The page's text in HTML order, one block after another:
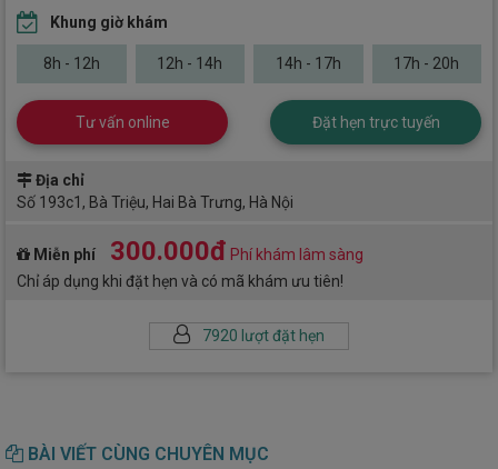
7920 lượt đặt hẹn
Khung giờ khám
8h - 12h 12h - 14h 14h - 17h 17h - 20h
Tư vấn online Đặt hẹn trực tuyến
Địa chỉ
Số 193c1, Bà Triệu, Hai Bà Trưng, Hà Nội
Miễn phí 300.000đ Phí khám lâm sàng
Chỉ áp dụng khi đặt hẹn và có mã khám ưu tiên!
BÀI VIẾT CÙNG CHUYÊN MỤC